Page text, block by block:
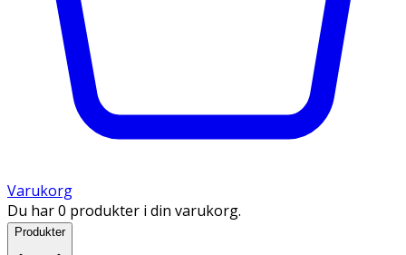
Varukorg
Du har 0 produkter i din varukorg.
Produkter